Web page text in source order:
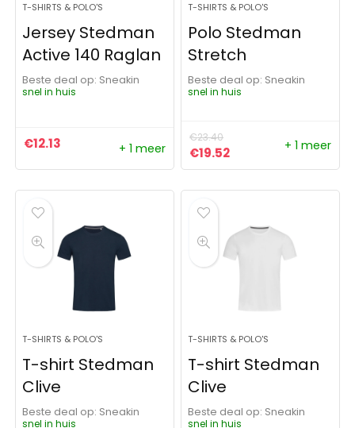
T-SHIRTS & POLO'S
Jersey Stedman
Active 140 Raglan
Beste deal op:
Sneakin
snel in huis
€12.13 + 1 meer
T-SHIRTS & POLO'S
Polo Stedman
Stretch
Beste deal op:
Sneakin
snel in huis
€23.40
Oorspronkelijke prijs
€19.52Huidige prijs is:
+ 1 meer
T-SHIRTS & POLO'S
T-shirt Stedman
Clive
Beste deal op:
Sneakin
snel in huis
T-SHIRTS & POLO'S
T-shirt Stedman
Clive
Beste deal op:
Sneakin
snel in huis